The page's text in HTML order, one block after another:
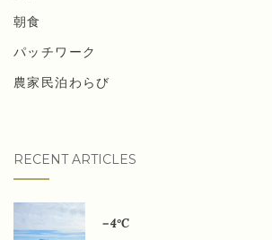
朝食
パッチワーク
農家民泊わらび
RECENT ARTICLES
－4°C